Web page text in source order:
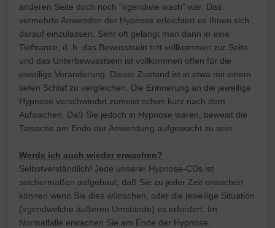
anderen Seite doch noch "irgendwie wach" war. Das
vermehrte Anwenden der Hypnose erleichtert es Ihnen sich
darauf einzulassen. Sehr oft gelangt man dann in eine
Tieftrance, d. h. das Bewusstsein tritt vollkommen zur Seite
und das Unterbewusstsein ist vollkommen offen für die
jeweilige Veränderung. Dieser Zustand ist in etwa mit einem
tiefen Schlaf zu vergleichen. Die Erinnerung an die jeweilige
Hypnose verschwindet zumeist schon kurz nach dem
Aufwachen. Daß Sie jedoch in Hypnose waren, beweist die
Tatsache am Ende der Anwendung aufgewacht zu sein.
Werde ich auch wieder erwachen?
Selbstverständlich! Jede unserer Hypnose-CDs ist
solchermaßen aufgebaut, daß Sie zu jeder Zeit erwachen
können wenn Sie dies wünschen, oder die jeweilige Situation
(irgendwelche äußeren Umstände) es erfordert. Im
Normalfalle erwachen Sie am Ende der Hypnose.